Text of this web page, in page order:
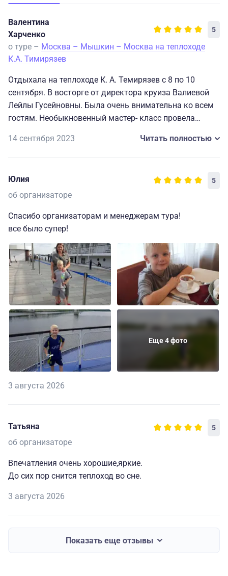
Валентина
Харченко
5
о туре – Москва – Мышкин – Москва на теплоходе
К.А. Тимирязев
Отдыхала на теплоходе К. А. Темирязев с 8 по 10
сентября. В восторге от директора круиза Валиевой
Лейлы Гусейновны. Была очень внимательна ко всем
гостям. Необыкновенный мастер- класс провела
Замечательный повар готовил вкусную еду. Браво
позитивная Наталья Косминская провела концертную
программу,, В кают компании друзей,,. Здоровья и
документальные фильмы для просмотра. В целом
программа составлена интересно, подготовлены на
выбор несколько дополнительных экскурсий , кроме
основных. Конечно в каюте хотелось бы уюта и
чистоты. Есть конечно недочёты, но это мелочи.
Желаю довольных и благодарных клиентов, энергии,
бодрости и оптимизма.
14 сентября 2023 Читать полностью
Юлия 5
об организаторе
Спасибо организаторам и менеджерам тура!
все было супер!
Еще 4 фото
3 августа 2026
Татьяна 5
об организаторе
Впечатления очень хорошие,яркие.
До сих пор снится теплоход во сне.
3 августа 2026
Показать еще отзывы